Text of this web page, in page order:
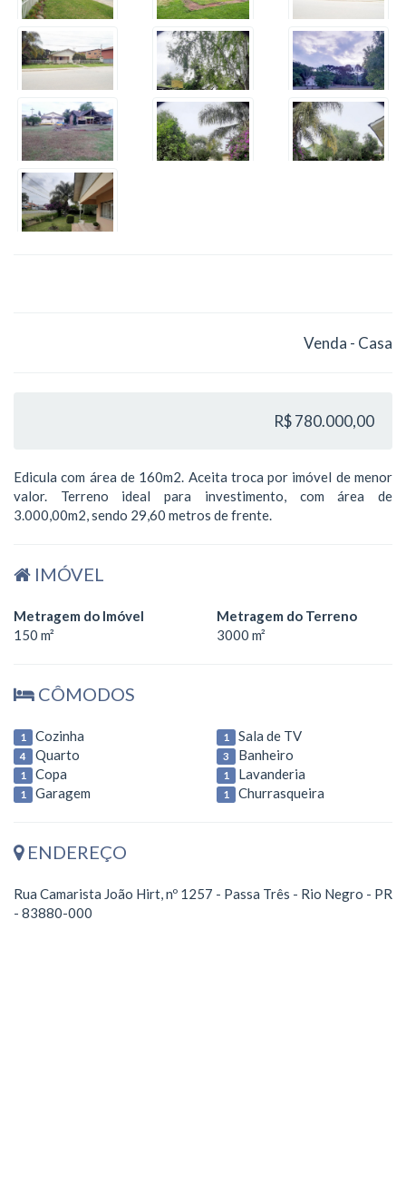
Venda - Casa
R$ 780.000,00
Edicula com área de 160m2. Aceita troca por imóvel de menor
valor. Terreno ideal para investimento, com área de
3.000,00m2, sendo 29,60 metros de frente.
IMÓVEL
Metragem do Imóvel
150 m²
Metragem do Terreno
3000 m²
CÔMODOS
1 Cozinha 1 Sala de TV
4 Quarto 3 Banheiro
1 Copa 1 Lavanderia
1 Garagem 1 Churrasqueira
ENDEREÇO
Rua Camarista João Hirt, nº 1257 - Passa Três - Rio Negro - PR
- 83880-000